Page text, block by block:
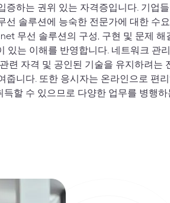
증하는 권위 있는 자격증입니다. 기업
선 솔루션에 능숙한 전문가에 대한 수
무선 솔루션의 구성, 구현 및 문제
있는 이해를 반영합니다. 네트워크 관
련 자격 및 공인된 기술을 유지하려는
줍니다. 또한 응시자는 온라인으로 편
득할 수 있으므로 다양한 업무를 병행